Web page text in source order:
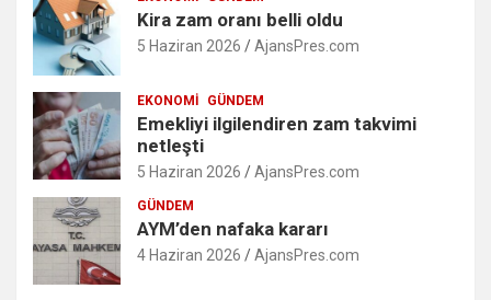
Kira zam oranı belli oldu
5 Haziran 2026 AjansPres.com
EKONOMI GÜNDEM
Emekliyi ilgilendiren zam takvimi
netleşti
5 Haziran 2026 AjansPres.com
GÜNDEM
AYM’den nafaka kararı
4 Haziran 2026 AjansPres.com